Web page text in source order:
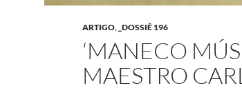
ARTIGO, _DOSSIÊ 196
‘MANECO
MAESTRO